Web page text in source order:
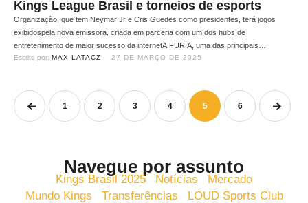
Kings League Brasil e torneios de esports
Organização, que tem Neymar Jr e Cris Guedes como presidentes, terá jogos
exibidospela nova emissora, criada em parceria com um dos hubs de
entretenimento de maior sucesso da internetA FURIA, uma das principais
organizações de esportes eletrônicos do mundo, se uniu ao Podpah, hub de
Escrito por: MAX LATACZ 27 DE MARÇO DE 2025
1 2 3 4 5 6
Navegue por assunto
Kings Brasil 2025 Notícias
Mercado
Mundo Kings
Transferências
LOUD Sports Club